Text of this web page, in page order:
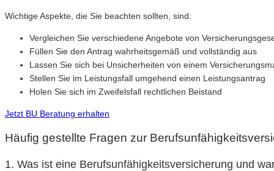
Wichtige Aspekte, die Sie beachten sollten, sind:
Vergleichen Sie verschiedene Angebote von
Füllen Sie den Antrag wahrheitsgemäß und vollständig aus
Lassen Sie sich bei Unsicherheiten von einem
Stellen Sie im Leistungsfall umgehend einen Leistungsantrag
Holen Sie sich im Zweifelsfall rechtlichen Beistand
Jetzt BU Beratung erhalten
Häufig gestellte Fragen zur
1. Was ist eine Berufsunfähigkeitsversicherung und